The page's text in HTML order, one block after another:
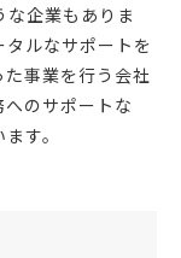
企業もありま
ルなサポートを
事業を行う会社
のサポートな
す。